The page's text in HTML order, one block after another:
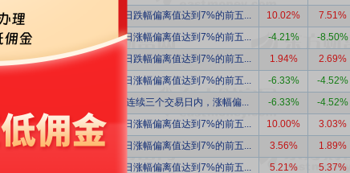
6.10% 日跌幅偏离值达到7%的前五... 10.02% 7.51%
-0.68% 日涨幅偏离值达到7%的前五... -4.21% -8.50%
4.53% 12.20% 111 日跌幅偏离值达到7%的前五... 1.94% 2.69%
日涨幅偏离值达到7%的前五... -6.33% -4.52%
连续三个交易日内，涨幅偏... -6.33% -4.52%
10.68% 8.49% 108 日涨幅偏离值达到7%的前五... 10.00% 3.03%
6.24% 4.88% 92 日涨幅偏离值达到7%的前五... 3.56% 1.89%
日涨幅偏离值达到7%的前五... 5.21% 5.37%